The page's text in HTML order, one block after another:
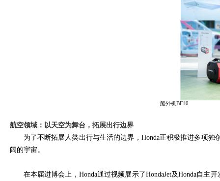
船外机
航空领域：以天空为舞台，拓展出行边界
为了不断拓展人类出行与生活的边界， Honda正积极推进多项独
阔的宇宙。
在本届进博会上， Honda通过视频展示了HondaJet及Honda自主开